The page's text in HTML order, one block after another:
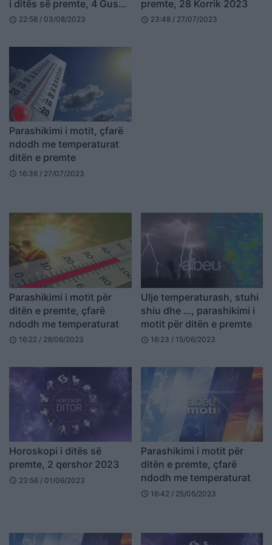
i ditës së premte, 4 Gusht
2023
schedule 22:58 / 03/08/2023
premte, 28 Korrik 2023
schedule 23:48 / 27/07/2023
Parashikimi i motit, çfarë
ndodh me temperaturat
ditën e premte
schedule 16:36 / 27/07/2023
Parashikimi i motit për
ditën e premte, çfarë
ndodh me temperaturat
schedule 16:22 / 29/06/2023
Ulje temperaturash, stuhi
shiu dhe …, parashikimi i
motit për ditën e premte
schedule 16:23 / 15/06/2023
Horoskopi i ditës së
premte, 2 qershor 2023
schedule 23:56 / 01/06/2023
Parashikimi i motit për
ditën e premte, çfarë
ndodh me temperaturat
schedule 16:42 / 25/05/2023